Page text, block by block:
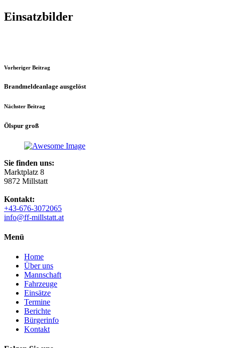
Einsatzbilder
Vorheriger Beitrag
Brandmeldeanlage ausgelöst
Nächster Beitrag
Ölspur groß
Sie finden uns:
Marktplatz 8
9872 Millstatt
Kontakt:
+43-676-3072065
info@ff-millstatt.at
Menü
Home
Über uns
Mannschaft
Fahrzeuge
Einsätze
Termine
Berichte
Bürgerinfo
Kontakt